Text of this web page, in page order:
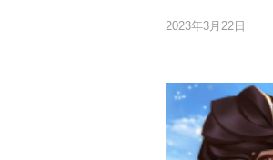
2023年3月22日